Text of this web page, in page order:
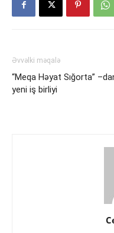
Əvvəlki məqalə
“Meqa Həyat Sığorta”
yeni iş birliyi